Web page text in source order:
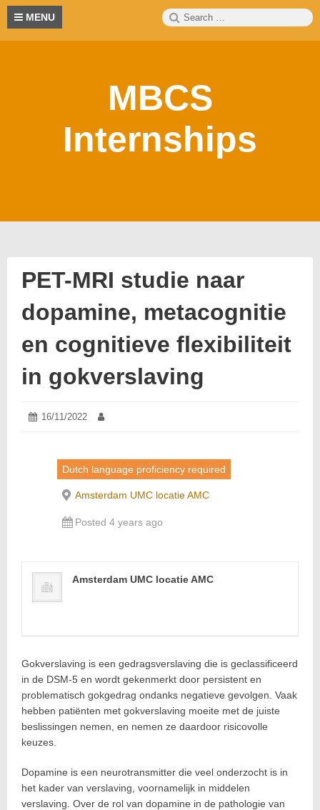
Skip
content
MENU
Search
for:
MBCS
Internships
PET-MRI studie naar
dopamine, metacognitie
en cognitieve flexibiliteit
in gokverslaving
Posted
16/11/2022 16/11/2022
Dutch language proficiency required
Amsterdam UMC locatie AMC
Posted 4 years ago
Amsterdam UMC locatie AMC
Gokverslaving is een gedragsverslaving die is geclassificeerd
in de DSM-5 en wordt gekenmerkt door persistent en
problematisch gokgedrag ondanks negatieve gevolgen. Vaak
hebben patiënten met gokverslaving moeite met de juiste
beslissingen nemen, en nemen ze daardoor risicovolle
keuzes.
Dopamine is een neurotransmitter die veel onderzocht is in
het kader van verslaving, voornamelijk in middelen
verslaving. Over de rol van dopamine in de pathologie van